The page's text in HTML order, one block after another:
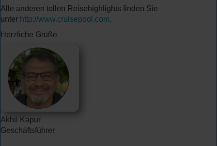
Alle anderen tollen Reisehighlights finden Sie
unter http://www.cruisepool.com.
Herzliche Grüße
Akhil Kapur
Geschäftsführer